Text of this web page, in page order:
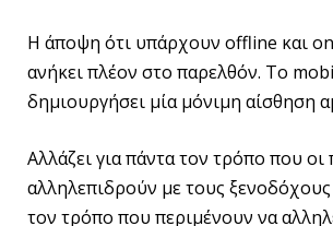
Η άποψη ότι υπάρχουν offline και
ανήκει πλέον στο παρελθόν. Το
δημιουργήσει μία μόνιμη αίσθηση
Αλλάζει για πάντα τον τρόπο που οι
αλληλεπιδρούν με τους
τον τρόπο που περιμένουν να